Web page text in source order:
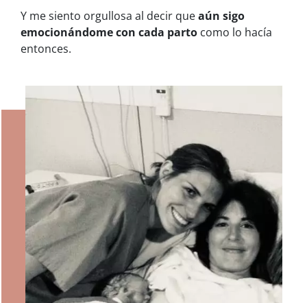
Y me siento orgullosa al decir queaún sigo
emocionándome con cada parto como lo hacía
entonces.